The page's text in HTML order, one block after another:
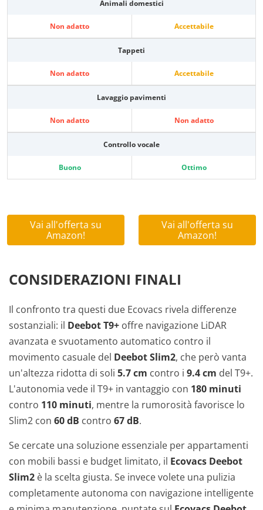
Animali domestici
Non adatto Accettabile
Tappeti
Non adatto Accettabile
Lavaggio pavimenti
Non adatto Non adatto
Controllo vocale
Buono Ottimo
Vai all'offerta su
Amazon!
Vai all'offerta su
Amazon!
CONSIDERAZIONI FINALI
Il confronto tra questi due Ecovacs rivela differenze
sostanziali: il Deebot T9+ offre navigazione LiDAR
avanzata e svuotamento automatico contro il
movimento casuale del Deebot Slim2, che però vanta
un'altezza ridotta di soli 5.7 cm contro i 9.4 cm del T9+.
L'autonomia vede il T9+ in vantaggio con 180 minuti
contro 110 minuti, mentre la rumorosità favorisce lo
Slim2 con 60 dB contro 67 dB.
Se cercate una soluzione essenziale per appartamenti
con mobili bassi e budget limitato, il Ecovacs Deebot
Slim2 è la scelta giusta. Se invece volete una pulizia
completamente autonoma con navigazione intelligente